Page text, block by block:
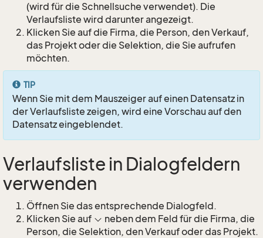
(wird für die Schnellsuche verwendet). Die
Verlaufsliste wird darunter angezeigt.
Klicken Sie auf die Firma, die Person, den Verkauf,
das Projekt oder die Selektion, die Sie aufrufen
möchten.
TIP
Wenn Sie mit dem Mauszeiger auf einen Datensatz in
der Verlaufsliste zeigen, wird eine Vorschau auf den
Datensatz eingeblendet.
Verlaufsliste in Dialogfeldern
verwenden
Öffnen Sie das entsprechende Dialogfeld.
Klicken Sie auf
neben dem Feld für die Firma, die
Person, die Selektion, den Verkauf oder das Projekt.